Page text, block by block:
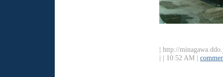
| http://
| | 10:52 AM |